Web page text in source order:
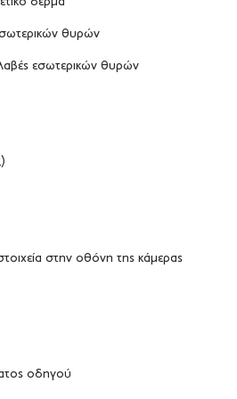
θυρών
εσωτερικών θυρών
στην οθόνη της κάμερας
οδηγού